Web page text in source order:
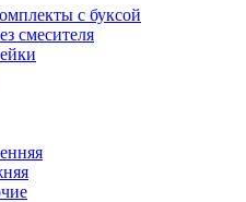
с буксой
смесителя